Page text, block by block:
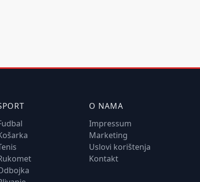
O NAMA
Impressum
Marketing
Uslovi korištenja
Kontakt